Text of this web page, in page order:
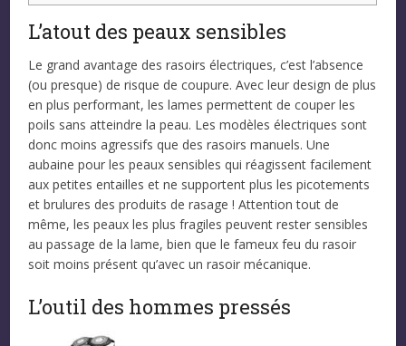
L’atout des peaux sensibles
Le grand avantage des rasoirs électriques, c’est l’absence
(ou presque) de risque de coupure. Avec leur design de plus
en plus performant, les lames permettent de couper les
poils sans atteindre la peau. Les modèles électriques sont
donc moins agressifs que des rasoirs manuels. Une
aubaine pour les peaux sensibles qui réagissent facilement
aux petites entailles et ne supportent plus les picotements
et brulures des produits de rasage ! Attention tout de
même, les peaux les plus fragiles peuvent rester sensibles
au passage de la lame, bien que le fameux feu du rasoir
soit moins présent qu’avec un rasoir mécanique.
L’outil des hommes pressés